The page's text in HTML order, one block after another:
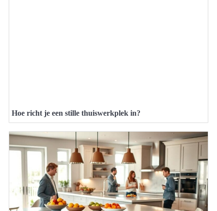
Hoe richt je een stille thuiswerkplek in?